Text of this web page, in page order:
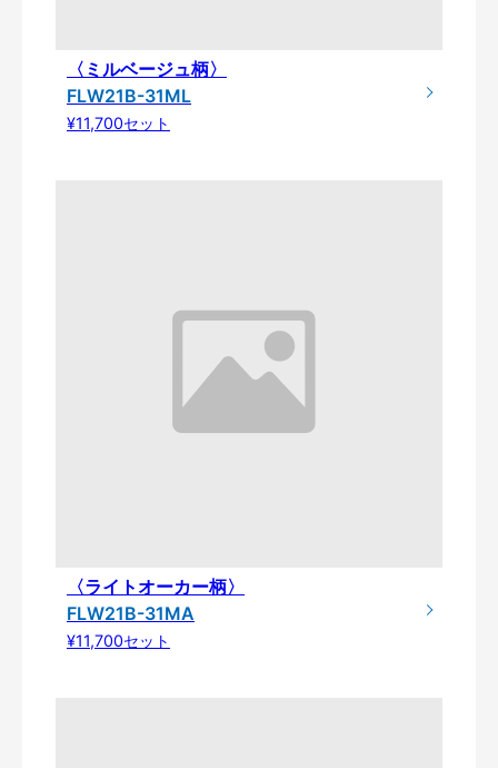
〈ミルベージュ柄〉
FLW21B-31ML
¥11,700セット
〈ライトオーカー柄〉
FLW21B-31MA
¥11,700セット